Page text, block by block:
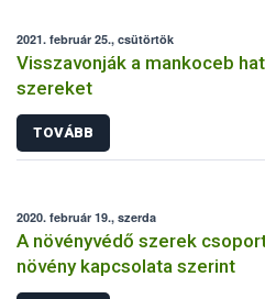
2021. február 25., csütörtök
Visszavonják a mankoceb
szereket
TOVÁBB
2020. február 19., szerda
A növényvédő szerek
növény kapcsolata szerint